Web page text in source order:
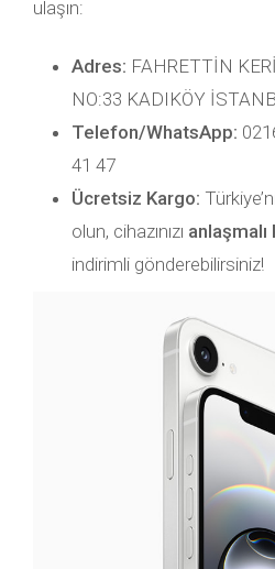
ulaşın:
Adres: FAHRETTİN
NO:33 KADIKÖY
Telefon/WhatsApp:
41 47
Ücretsiz Kargo:
olun, cihazınızı
indirimli gönderebilirsiniz!